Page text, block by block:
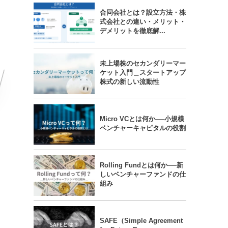
合同会社とは？設立方法・株
式会社との違い・メリット・
デメリットを徹底解...
未上場株のセカンダリーマー
ケット入門＿スタートアップ
株式の新しい流動性
Micro VCとは何か──小規模
ベンチャーキャピタルの役割
Rolling Fundとは何か──新
しいベンチャーファンドの仕
組み
SAFE（Simple Agreement